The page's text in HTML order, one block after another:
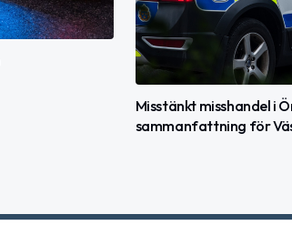
Misstänkt misshandel i
sammanfattning för